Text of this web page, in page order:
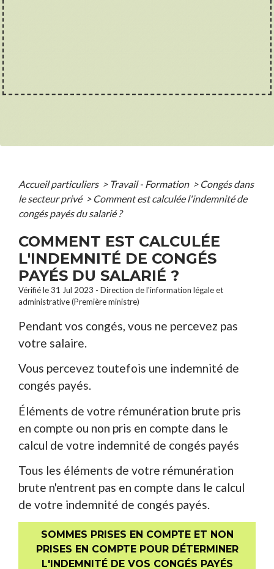
Accueil particuliers > Travail - Formation > Congés dans
le secteur privé > Comment est calculée l'indemnité de
congés payés du salarié ?
COMMENT EST CALCULÉE
L'INDEMNITÉ DE CONGÉS
PAYÉS DU SALARIÉ ?
Vérifié le 31 Jul 2023 - Direction de l'information légale et
administrative (Première ministre)
Pendant vos congés, vous ne percevez pas
votre salaire.
Vous percevez toutefois une indemnité de
congés payés.
Éléments de votre rémunération brute pris
en compte ou non pris en compte dans le
calcul de votre indemnité de congés payés
Tous les éléments de votre rémunération
brute n'entrent pas en compte dans le calcul
de votre indemnité de congés payés.
SOMMES PRISES EN COMPTE ET NON
PRISES EN COMPTE POUR DÉTERMINER
L'INDEMNITÉ DE VOS CONGÉS PAYÉS